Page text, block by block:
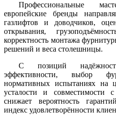
Профессиональные
европейские бренды
газлифтов и доводчиков,
открывания,
корректность монтажа
решений и веса столешницы.
С позиций
эффективности, выбор
нормативных испытаниях на
усталости и совместимости
снижает вероятность
индекс удовлетворённости